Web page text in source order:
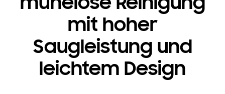
mit hoher
Saugleistung und
leichtem Design